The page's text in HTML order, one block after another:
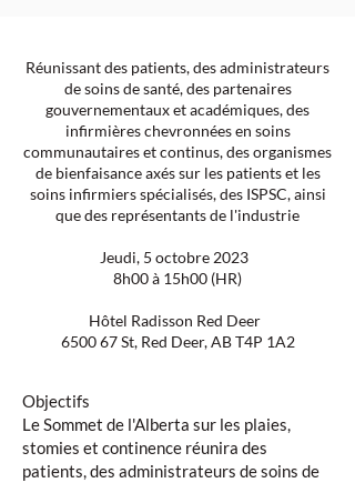
Réunissant des patients, des administrateurs
de soins de santé, des partenaires
gouvernementaux et académiques, des
infirmières chevronnées en soins
communautaires et continus, des organismes
de bienfaisance axés sur les patients et les
soins infirmiers spécialisés, des ISPSC, ainsi
que des représentants de l'industrie
Jeudi, 5 octobre 2023
8h00 à 15h00 (HR)
Hôtel Radisson Red Deer
6500 67 St, Red Deer, AB T4P 1A2
Objectifs
Le Sommet de l'Alberta sur les plaies,
stomies et continence réunira des
patients, des administrateurs de soins de